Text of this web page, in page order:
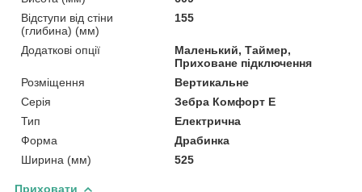
Відступи від стіни
(глибина) (мм)
155
Додаткові опції
Маленький, Таймер,
Приховане підключення
Розміщення
Вертикальне
Серія
Зебра Комфорт Е
Тип
Електрична
Форма
Драбинка
Ширина (мм)
525
Приховати